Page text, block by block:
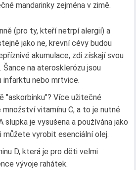
mandarinky zejména v zimě.
(pro ty, kteří netrpí alergií) a
jako ne, krevní cévy budou
akumulace, zdi získají svou
na aterosklerózu jsou
infarktu nebo mrtvice.
"askorbinku"? Více užitečné
množství vitamínu C, a to je nutné
slupka je vysušena a používána jako
můžete vyrobit esenciální olej.
D, která je pro děti velmi
vývoje rahátek.